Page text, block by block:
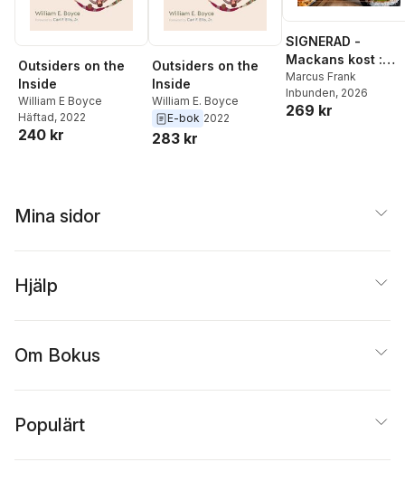
Outsiders on the
Inside
William E Boyce
Häftad, 2022
240 kr
Outsiders on the
Inside
William E. Boyce
E-bok 2022
283 kr
SIGNERAD -
Mackans kost :
Middagar och
matlådor
Marcus Frank
Inbunden, 2026
269 kr
Mina sidor
Hjälp
Om Bokus
Populärt